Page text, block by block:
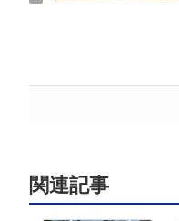
関連記事